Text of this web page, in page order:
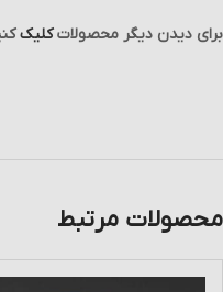
برای دیدن دیگر محصولاتکلیک
محصولات مرتبط